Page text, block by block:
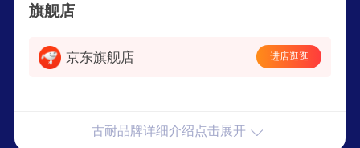
旗舰店
京东旗舰店 进店逛逛
古耐品牌详细介绍点击展开